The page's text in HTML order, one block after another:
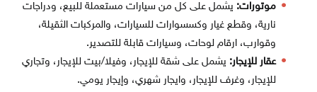
موتورات: يشمل على كل من سيارات مستعملة للبيع، ودراجات
نارية، وقطع غيار وكسسوارات للسيارات، والمركبات الثقيلة،
وقوارب، ارقام لوحات، وسيارات قابلة للتصدير.
عقار للإيجار: يشمل على شقة للإيجار، وفيلا/بيت للإيجار، وتجاري
للإيجار، وغرف للإيجار، وايجار شهري، وإيجار يومي.